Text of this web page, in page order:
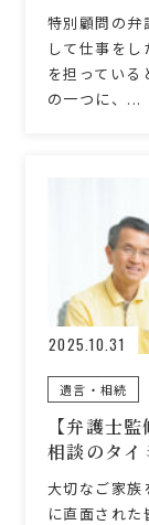
特別顧問の弁
して仕事をし
を担ってい
の一つに、...
2025.10.31
遺言・相続
【弁護士
相談のタイ
大切なご家族
に直面され